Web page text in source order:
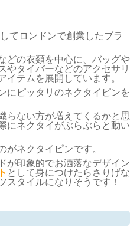
てロンドンで創業したブラ
どの衣類を中心に、バッグや
やタイバーなどのアクセサリ
イテムを展開しています。
にピッタリのネクタイピンを
らない方が増えてくるかと思
にネクタイがぶらぶらと動い
がネクタイピンです。
が印象的でお洒落なデザイン
として身につけたらさりげな
スタイルになりそうです！